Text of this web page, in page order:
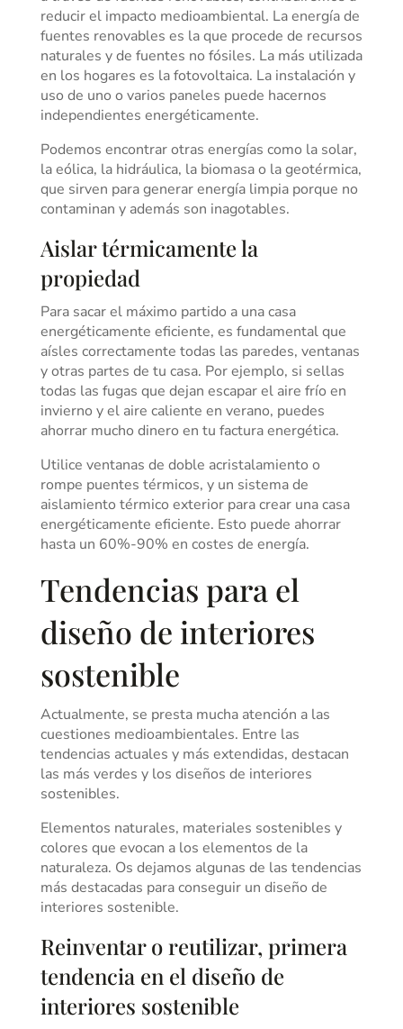
reducir el impacto medioambiental. La energía de
fuentes renovables es la que procede de recursos
naturales y de fuentes no fósiles. La más utilizada
en los hogares es la fotovoltaica. La instalación y
uso de uno o varios paneles puede hacernos
independientes energéticamente.
Podemos encontrar otras energías como la solar,
la eólica, la hidráulica, la biomasa o la geotérmica,
que sirven para generar energía limpia porque no
contaminan y además son inagotables.
Aislar térmicamente la
propiedad
Para sacar el máximo partido a una casa
energéticamente eficiente, es fundamental que
aísles correctamente todas las paredes, ventanas
y otras partes de tu casa. Por ejemplo, si sellas
todas las fugas que dejan escapar el aire frío en
invierno y el aire caliente en verano, puedes
ahorrar mucho dinero en tu factura energética.
Utilice ventanas de doble acristalamiento o
rompe puentes térmicos, y un sistema de
aislamiento térmico exterior para crear una casa
energéticamente eficiente. Esto puede ahorrar
hasta un 60%-90% en costes de energía.
Tendencias para el
diseño de interiores
sostenible
Actualmente, se presta mucha atención a las
cuestiones medioambientales. Entre las
tendencias actuales y más extendidas, destacan
las más verdes y los diseños de interiores
sostenibles.
Elementos naturales, materiales sostenibles y
colores que evocan a los elementos de la
naturaleza. Os dejamos algunas de las tendencias
más destacadas para conseguir un diseño de
interiores sostenible.
Reinventar o reutilizar, primera
tendencia en el diseño de
interiores sostenible